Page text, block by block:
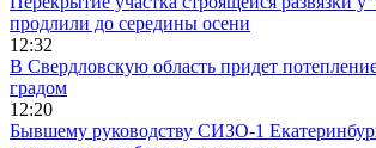
продлили до середины осени
12:32
В Свердловскую область придет
градом
12:20
Бывшему руководству СИЗО-1